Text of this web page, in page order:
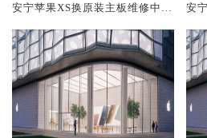
安宁苹果XS换原装主板维修中心
安